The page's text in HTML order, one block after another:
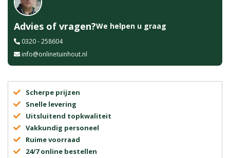
Advies of vragen?We helpen u graag
0320 - 258604
info@onlinetuinhout.nl
Scherpe prijzen
Snelle levering
Uitsluitend topkwaliteit
Vakkundig personeel
Ruime voorraad
24/7 online bestellen